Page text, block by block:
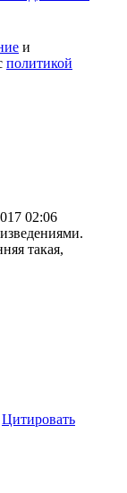
и
политикой
02:06
такая,
Цитировать